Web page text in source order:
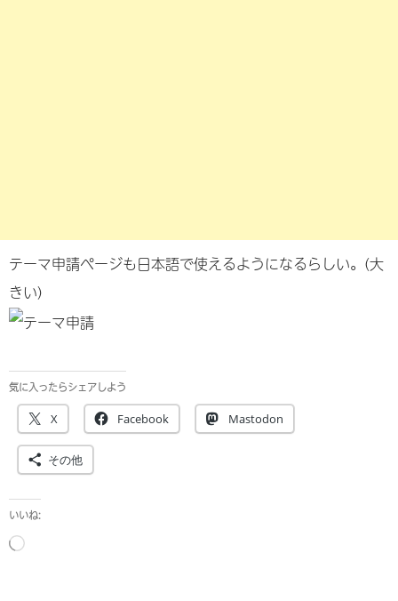
テーマ申請ページも日本語で使えるようになるらしい。(大
きい)
気に入ったらシェアしよう
X Facebook Mastodon
その他
いいね:
読